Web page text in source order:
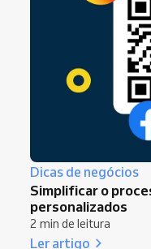
Dicas de negócios
Simplificar o
personalizados
2 min de leitura
Ler artigo